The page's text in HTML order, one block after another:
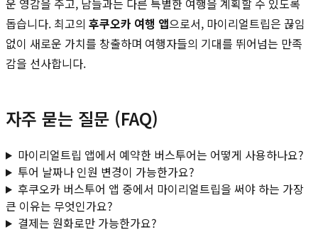
운 영감을 주고, 남들과는 다른 특별한 여행을 계획할 수 있도록
돕습니다. 최고의 후쿠오카 여행 앱으로서, 마이리얼트립은 끊임
없이 새로운 가치를 창출하며 여행자들의 기대를 뛰어넘는 만족
감을 선사합니다.
자주 묻는 질문 (FAQ)
마이리얼트립 앱에서 예약한 버스투어는 어떻게 사용하나요?
투어 날짜나 인원 변경이 가능한가요?
후쿠오카 버스투어 앱 중에서 마이리얼트립을 써야 하는 가장
큰 이유는 무엇인가요?
결제는 원화로만 가능한가요?